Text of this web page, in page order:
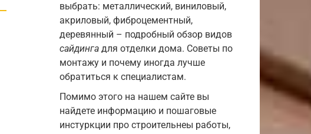
выбрать: металлический, виниловый,
акриловый, фиброцементный,
деревянный – подробный обзор видов
сайдинга для отделки дома. Советы по
монтажу и почему иногда лучше
обратиться к специалистам.
Помимо этого на нашем сайте вы
найдете информацию и пошаговые
инстуркции про строительнеы работы,